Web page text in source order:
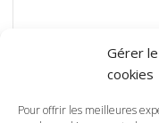
Gérer
cookies
Pour offrir les meilleures
Pour nous